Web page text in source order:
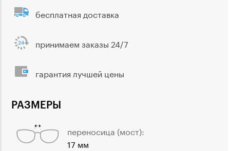
РАЗМЕРЫ
переносица (мост):
17 мм
бесплатная доставка
принимаем заказы 24/7
гарантия лучшей цены